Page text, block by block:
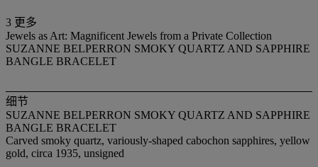
3 更多
Jewels as Art: Magnificent Jewels from a Private Collection
SUZANNE BELPERRON SMOKY QUARTZ AND SAPPHIRE
BANGLE BRACELET
细节
SUZANNE BELPERRON SMOKY QUARTZ AND SAPPHIRE
BANGLE BRACELET
Carved smoky quartz, variously-shaped cabochon sapphires, yellow
gold, circa 1935, unsigned